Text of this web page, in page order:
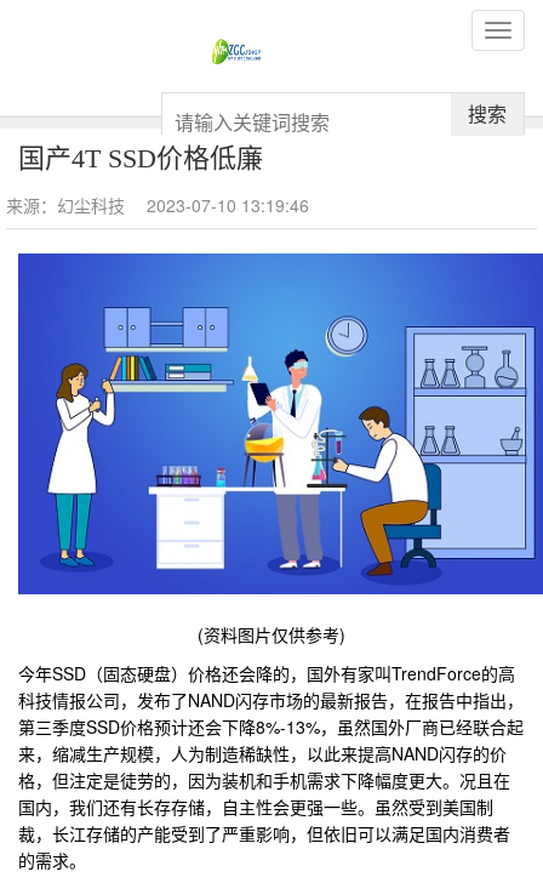
搜索
国产4T SSD价格低廉
来源：幻尘科技 2023-07-10 13:19:46
(资料图片仅供参考)
今年SSD（固态硬盘）价格还会降的，国外有家叫TrendForce的高
科技情报公司，发布了NAND闪存市场的最新报告，在报告中指出，
第三季度SSD价格预计还会下降8%-13%，虽然国外厂商已经联合起
来，缩减生产规模，人为制造稀缺性，以此来提高NAND闪存的价
格，但注定是徒劳的，因为装机和手机需求下降幅度更大。况且在
国内，我们还有长存存储，自主性会更强一些。虽然受到美国制
裁，长江存储的产能受到了严重影响，但依旧可以满足国内消费者
的需求。